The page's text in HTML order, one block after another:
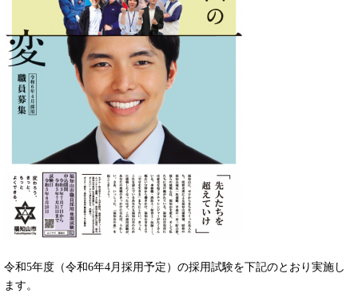
令和5年度（令和6年4月採用予定）の採用試験を下記のとおり実施し
ます。